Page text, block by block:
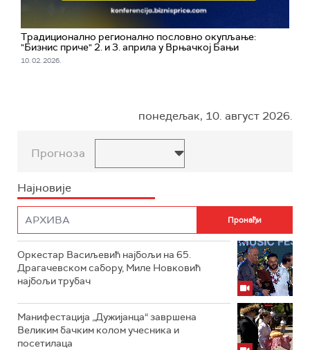
Традиционално регионално пословно окупљање:
"Бизнис приче" 2. и 3. априла у Врњачкој Бањи
10. 02. 2026.
понедељак, 10. август 2026.
Прогноза
Најновије
Оркестар Васиљевић најбољи на 65.
Драгачевском сабору, Миле Новковић
најбољи трубач
Манифестација „Дужијанца“ завршена
Великим бачким колом учесника и
посетилаца